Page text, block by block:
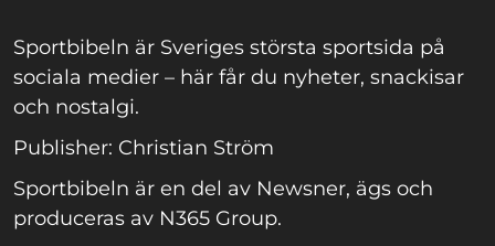
Sportbibeln är Sveriges största sportsida på
sociala medier – här får du nyheter, snackisar
och nostalgi.
Publisher: Christian Ström
Sportbibeln är en del av Newsner, ägs och
produceras av N365 Group.